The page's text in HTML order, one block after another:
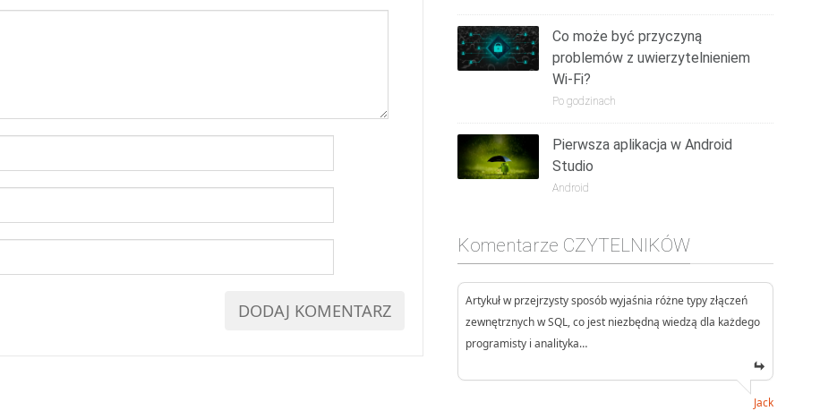
Co może być przyczyną
problemów z uwierzytelnieniem
Wi-Fi?
Po godzinach
Pierwsza aplikacja w Android
Studio
Android
Komentarze CZYTELNIKÓW
Artykuł w przejrzysty sposób wyjaśnia różne typy złączeń
zewnętrznych w SQL, co jest niezbędną wiedzą dla każdego
programisty i analityka…
Jack